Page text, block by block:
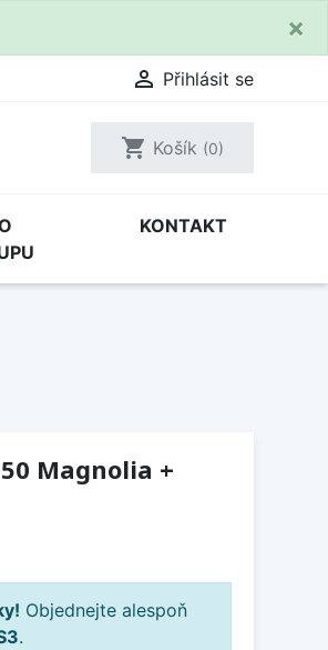
×
 Přihlásit se
shopping_cart Košík (0)
KONTAKT
Magnolia +
Objednejte alespoň
.